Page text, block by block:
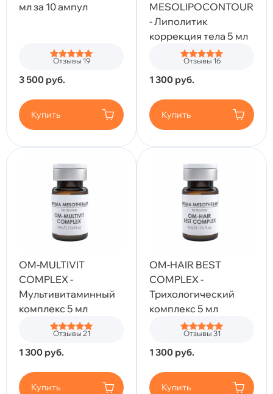
мл за 10 ампул
Отзывы 19
3 500 руб.
Купить
MESOLIPOCONTOUR
- Липолитик
коррекция тела 5 мл
Отзывы 16
1 300 руб.
Купить
OM-MULTIVIT
COMPLEX -
Мультивитаминный
комплекс 5 мл
Отзывы 21
1 300 руб.
Купить
OM-HAIR BEST
COMPLEX -
Трихологический
комплекс 5 мл
Отзывы 31
1 300 руб.
Купить